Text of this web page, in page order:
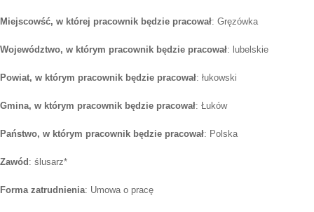
Miejscowść, w której pracownik będzie pracował: Gręzówka
Województwo, w którym pracownik będzie pracował: lubelskie
Powiat, w którym pracownik będzie pracował: łukowski
Gmina, w którym pracownik będzie pracował: Łuków
Państwo, w którym pracownik będzie pracował: Polska
Zawód : ślusarz*
Forma zatrudnienia: Umowa o pracę